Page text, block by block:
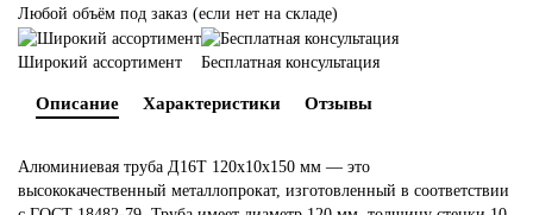
Любой объём под заказ (если нет на складе)
Широкий ассортимент Бесплатная консультация
Описание Характеристики Отзывы
Алюминиевая труба Д16Т 120х10х150 мм — это
высококачественный металлопрокат, изготовленный в соответствии